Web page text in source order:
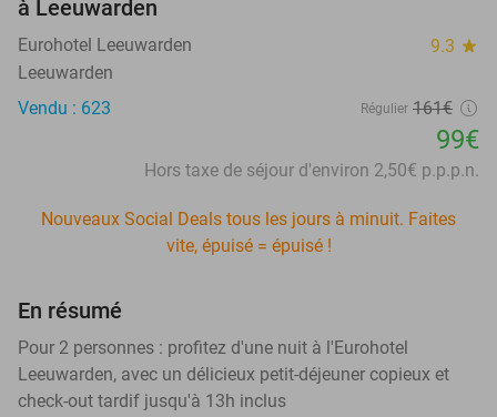
à Leeuwarden
Eurohotel Leeuwarden 9.3 star
Leeuwarden
Vendu : 623
Régulier 161€
99€
Hors taxe de séjour d'environ 2,50€ p.p.p.n.
Nouveaux Social Deals tous les jours à minuit. Faites
vite, épuisé = épuisé !
En résumé
Pour 2 personnes : profitez d'une nuit à l'Eurohotel
Leeuwarden, avec un délicieux petit-déjeuner copieux et
check-out tardif jusqu'à 13h inclus